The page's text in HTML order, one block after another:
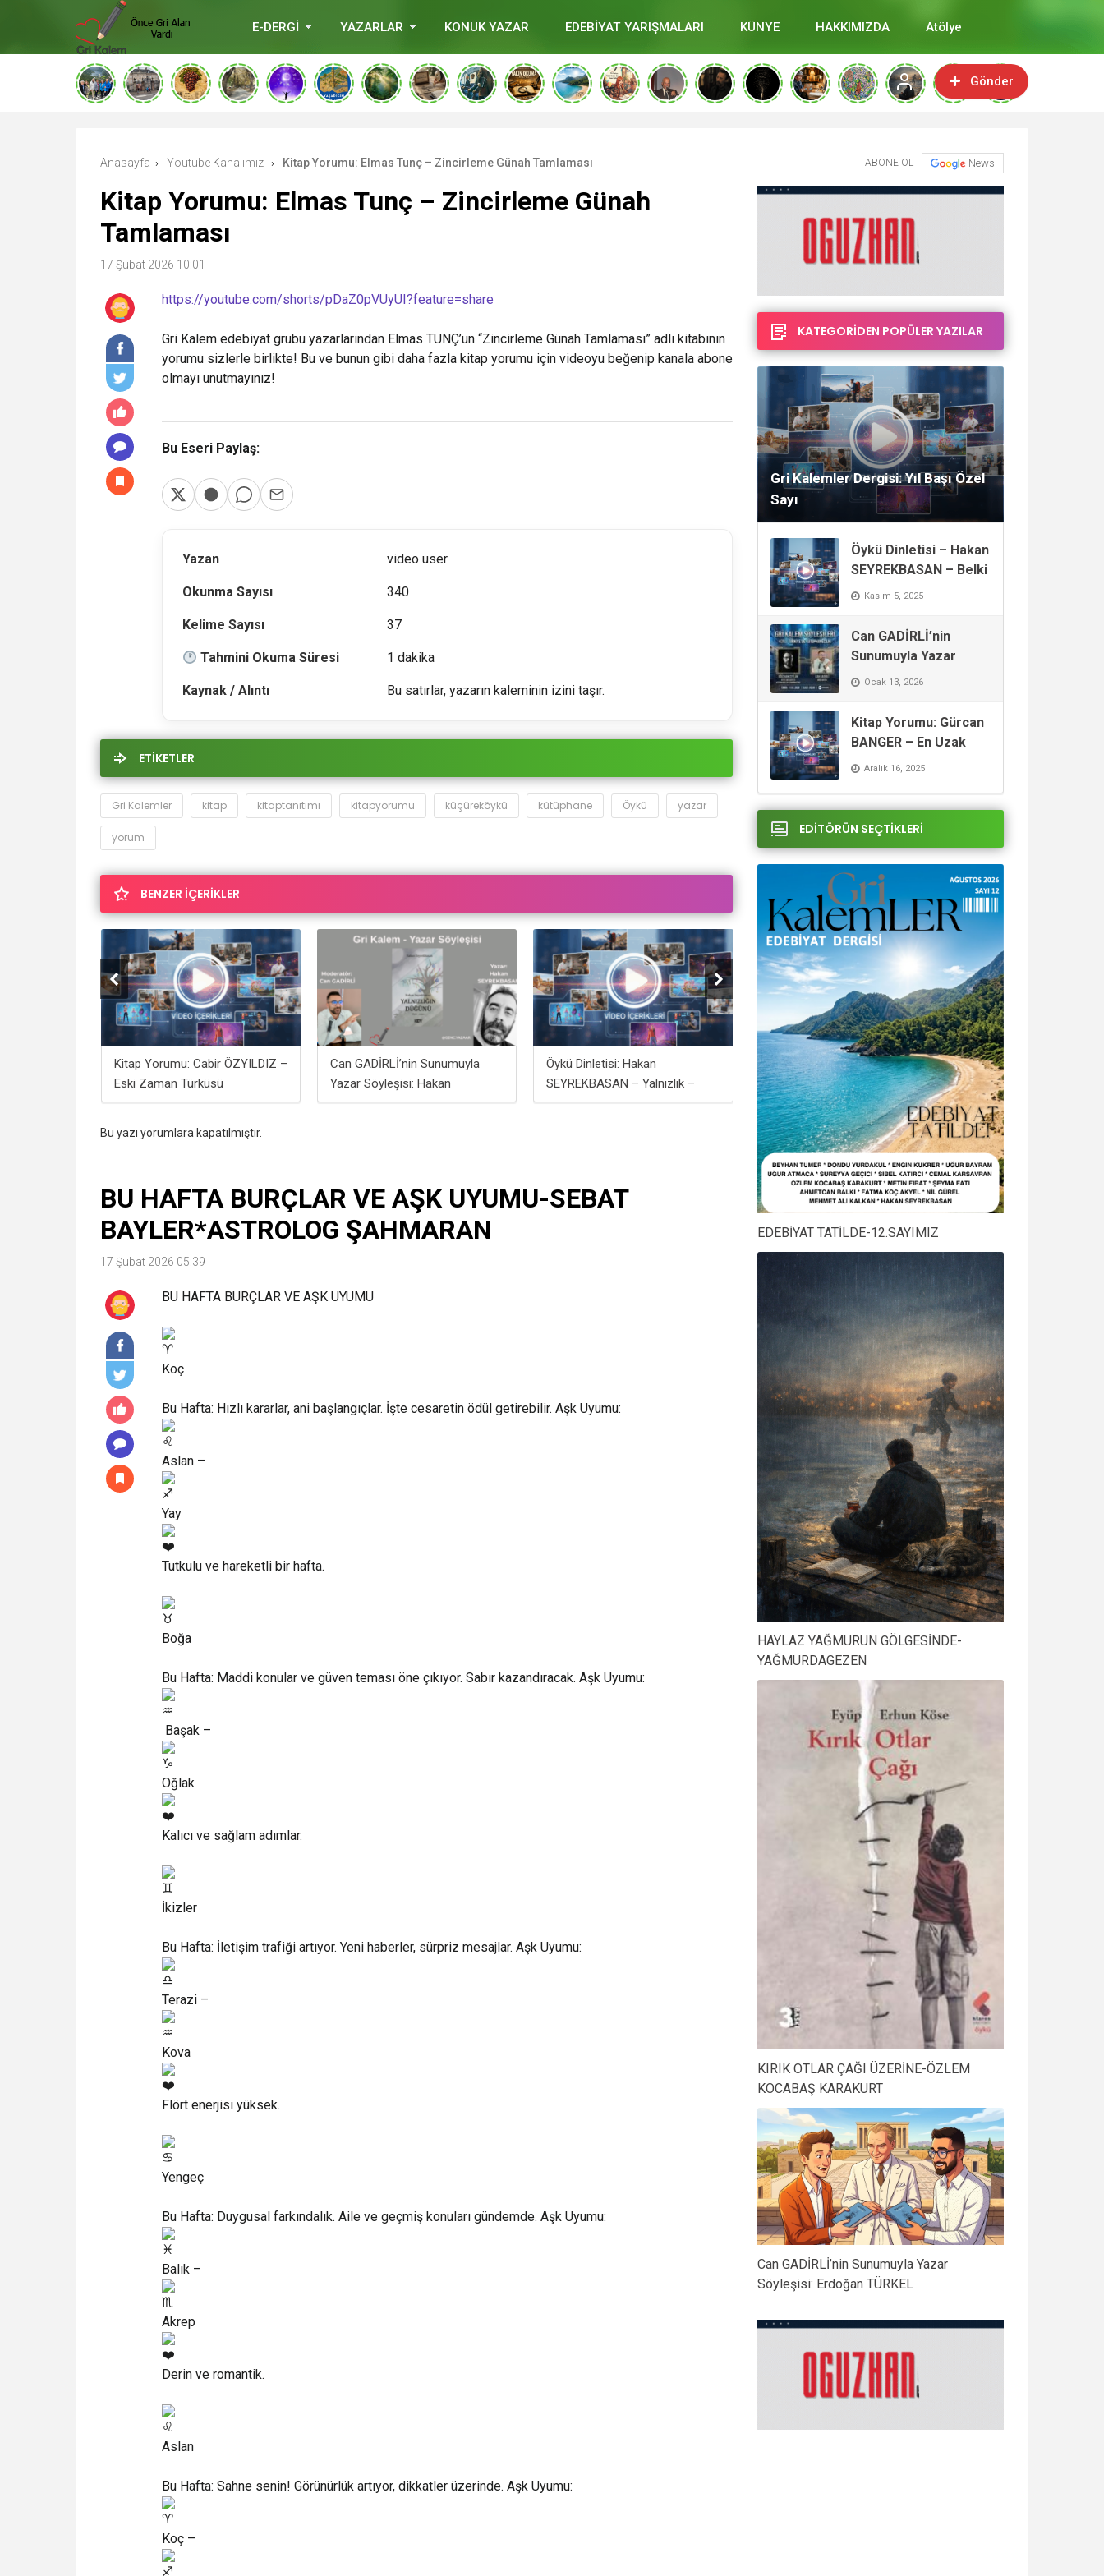
E-DERGİ YAZARLAR KONUK YAZAR EDEBİYAT YARIŞMALARI KÜNYE HAKKIMIZDA Atölye
Gönder
Anasayfa › Youtube Kanalımız › Kitap Yorumu: Elmas Tunç – Zincirleme Günah Tamlaması ABONE OL News
Kitap Yorumu: Elmas Tunç – Zincirleme Günah
Tamlaması
17 Şubat 2026 10:01
https://youtube.com/shorts/pDaZ0pVUyUI?feature=share
Gri Kalem edebiyat grubu yazarlarından Elmas TUNÇ’un “Zincirleme Günah Tamlaması” adlı kitabının
yorumu sizlerle birlikte! Bu ve bunun gibi daha fazla kitap yorumu için videoyu beğenip kanala abone
olmayı unutmayınız!
Bu Eseri Paylaş:
Yazan video user
Okunma Sayısı 340
Kelime Sayısı 37
Tahmini Okuma Süresi 1 dakika
Kaynak / Alıntı Bu satırlar, yazarın kaleminin izini taşır.
ETİKETLER
Gri Kalemler kitap kitaptanıtımı kitapyorumu küçüreköykü kütüphane Öykü yazar
yorum
BENZER İÇERİKLER
Kitap Yorumu: Cabir ÖZYILDIZ –
Eski Zaman Türküsü
Can GADİRLİ’nin Sunumuyla
Yazar Söyleşisi: Hakan
SEYREKBASAN
Öykü Dinletisi: Hakan
SEYREKBASAN – Yalnızlık –
Yağmurda Gezen
Kitap Yorumu: Saime ÇATMALI
– Suşehri
Kitap Yorumu –
BOZKURT – Tebeşir
Bu yazı yorumlara kapatılmıştır.
BU HAFTA BURÇLAR VE AŞK UYUMU-SEBAT
BAYLER*ASTROLOG ŞAHMARAN
17 Şubat 2026 05:39
BU HAFTA BURÇLAR VE AŞK UYUMU
Koç
Bu Hafta: Hızlı kararlar, ani başlangıçlar. İşte cesaretin ödül getirebilir. Aşk Uyumu:
Aslan –
Yay
Tutkulu ve hareketli bir hafta.
Boğa
Bu Hafta: Maddi konular ve güven teması öne çıkıyor. Sabır kazandıracak. Aşk Uyumu:
Başak –
Oğlak
Kalıcı ve sağlam adımlar.
İkizler
Bu Hafta: İletişim trafiği artıyor. Yeni haberler, sürpriz mesajlar. Aşk Uyumu:
Terazi –
Kova
Flört enerjisi yüksek.
Yengeç
Bu Hafta: Duygusal farkındalık. Aile ve geçmiş konuları gündemde. Aşk Uyumu:
Balık –
Akrep
Derin ve romantik.
Aslan
Bu Hafta: Sahne senin! Görünürlük artıyor, dikkatler üzerinde. Aşk Uyumu:
Koç –
KATEGORİDEN POPÜLER YAZILAR
Aralık 29, 2025
Gri Kalemler Dergisi: Yıl Başı Özel
Sayı
Öykü Dinletisi – Hakan
SEYREKBASAN – Belki
Kasım 5, 2025
Can GADİRLİ’nin
Sunumuyla Yazar
Söyleşisi: Oğuzhan
Ocak 13, 2026
Kitap Yorumu: Gürcan
BANGER – En Uzak
ŞehirAralık 16, 2025
EDİTÖRÜN SEÇTİKLERİ
EDEBİYAT TATİLDE-12.SAYIMIZ
HAYLAZ YAĞMURUN GÖLGESİNDE-
YAĞMURDAGEZEN
KIRIK OTLAR ÇAĞI ÜZERİNE-ÖZLEM
KOCABAŞ KARAKURT
Can GADİRLİ’nin Sunumuyla Yazar
Söyleşisi: Erdoğan TÜRKEL